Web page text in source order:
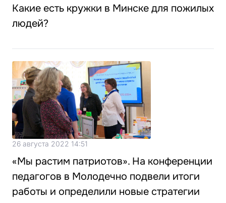
Какие есть кружки в Минске для пожилых
людей?
26 августа 2022 14:51
«Мы растим патриотов». На конференции
педагогов в Молодечно подвели итоги
работы и определили новые стратегии